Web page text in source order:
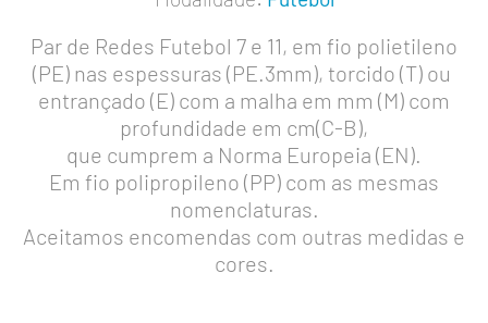
Par de Redes Futebol 7 e 11, em fio polietileno
(PE) nas espessuras (PE.3mm), torcido (T) ou
entrançado (E) com a malha em mm (M) com
profundidade em cm(C-B),
que cumprem a Norma Europeia (EN).
Em fio polipropileno (PP) com as mesmas
nomenclaturas.
Aceitamos encomendas com outras medidas e
cores.